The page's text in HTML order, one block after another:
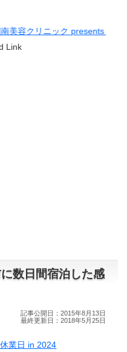
presents RIZIN.38
Link
数日間宿泊した感
記事公開日：2015年8月13日
最終更新日：2018年5月25日
業日 in 2024